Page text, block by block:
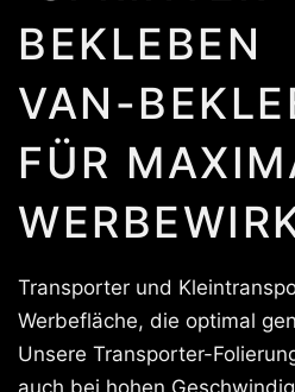
VAN-
FÜR
Transporter und
Werbefläche, die optimal
Unsere Transporter-
auch bei hohen